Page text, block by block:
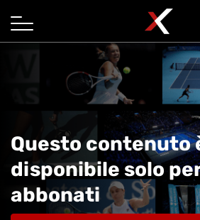
Questo contenuto
disponibile solo
abbonati